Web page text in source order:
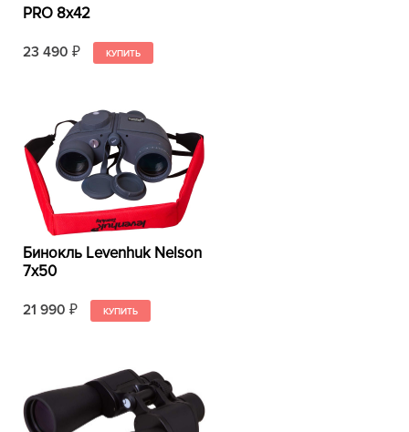
PRO 8x42
23 490 ₽
Бинокль Levenhuk Nelson
7x50
21 990 ₽